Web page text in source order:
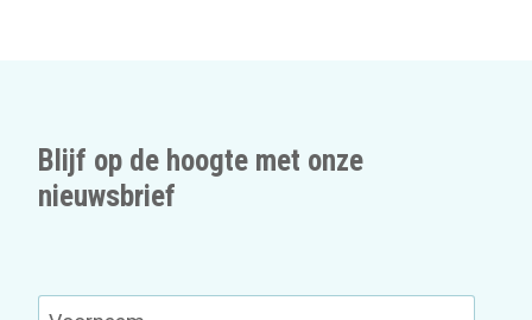
Blijf op de hoogte met onze
nieuwsbrief